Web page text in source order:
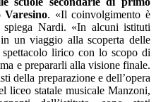
. «Il coinvolgimento è
Nardi. «In alcuni istituti
un viaggio alla scoperta delle
lirico con lo scopo di
e prepararli alla visione finale.
della preparazione e dell’opera
liceo statale musicale Manzoni,